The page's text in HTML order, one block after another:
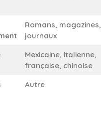
Romans, magazines,
journaux
Mexicaine, italienne,
française, chinoise
Autre